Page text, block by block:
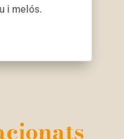
i melós.